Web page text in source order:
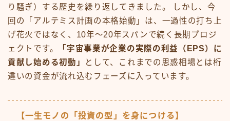
り騒ぎ）する歴史を繰り返してきました。 しかし、今
回の「アルテミス計画の本格始動」は、一過性の打ち上
げ花火ではなく、10年〜20年スパンで続く長期プロジ
ェクトです。
「宇宙事業が企業の実際の利益（EPS）に
貢献し始める初動」
として、これまでの思惑相場とは桁
違いの資金が流れ込むフェーズに入っています。
【一生モノの「投資の型」を身につける】